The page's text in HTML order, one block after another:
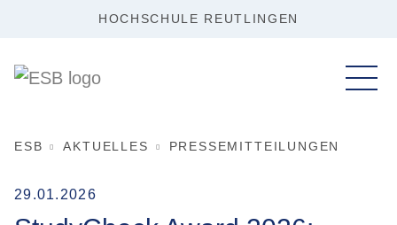
HOCHSCHULE REUTLINGEN
ESB AKTUELLES PRESSEMITTEILUNGEN
29.01.2026